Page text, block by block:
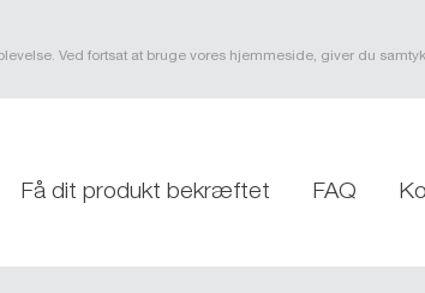
Ved fortsat at bruge vores hjemmeside, giver du
Få dit produkt bekræftet FAQ